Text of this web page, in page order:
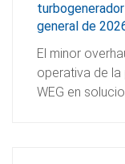
general de
El minor
operativa de
WEG en